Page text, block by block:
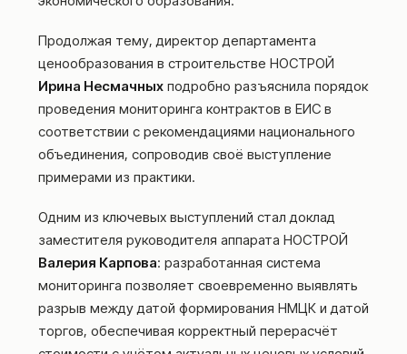
Продолжая тему, директор департамента
ценообразования в строительстве НОСТРОЙ
Ирина Несмачных подробно разъяснила порядок
проведения мониторинга контрактов в ЕИС в
соответствии с рекомендациями национального
объединения, сопроводив своё выступление
примерами из практики.
Одним из ключевых выступлений стал доклад
заместителя руководителя аппарата НОСТРОЙ
Валерия Карпова: разработанная система
мониторинга позволяет своевременно выявлять
разрыв между датой формирования НМЦК и датой
торгов, обеспечивая корректный перерасчёт